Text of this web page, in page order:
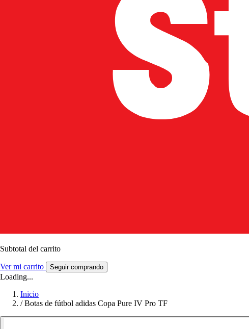
Subtotal del carrito
Ver mi carrito Seguir comprando
Loading...
Inicio
/ Botas de fútbol adidas Copa Pure IV Pro TF